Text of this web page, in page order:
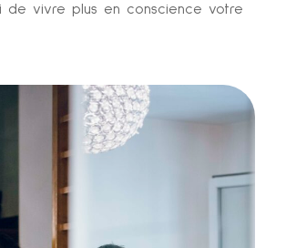
de vivre plus en conscience votre